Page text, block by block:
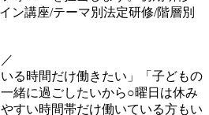
ン講座/テーマ別法定研修/階層別
る時間だけ働きたい」「子どもの
緒に過ごしたいから○曜日は休み
すい時間帯だけ働いている方もい